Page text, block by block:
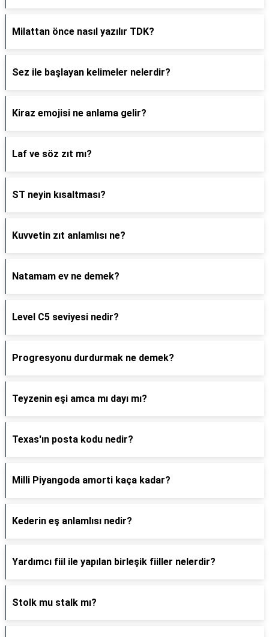
Milattan önce nasıl yazılır TDK?
Sez ile başlayan kelimeler nelerdir?
Kiraz emojisi ne anlama gelir?
Laf ve söz zıt mı?
ST neyin kısaltması?
Kuvvetin zıt anlamlısı ne?
Natamam ev ne demek?
Level C5 seviyesi nedir?
Progresyonu durdurmak ne demek?
Teyzenin eşi amca mı dayı mı?
Texas'ın posta kodu nedir?
Milli Piyangoda amorti kaça kadar?
Kederin eş anlamlısı nedir?
Yardımcı fiil ile yapılan birleşik fiiller nelerdir?
Stolk mu stalk mı?